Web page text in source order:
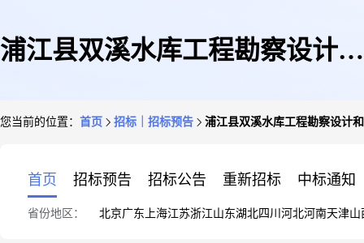
浦江县双溪水库工程勘察设计和
您当前的位置： 首页 招标｜招标预告 浦江县双溪水库工程勘察设计
首页 招标预告 招标公告 重新招标 中标通知
省份地区： 北京广东 上海江苏浙江山东湖北四川 河北河南天津山